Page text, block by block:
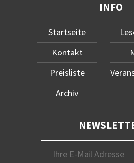
INFO
Startseite
Kontakt
Preisliste
Archiv